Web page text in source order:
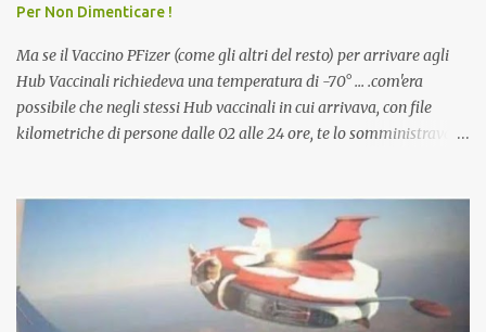
che abbiamo elencato sopra...
Per Non Dimenticare !
Ma se il Vaccino PFizer (come gli altri del resto) per arrivare agli
Hub Vaccinali richiedeva una temperatura di -70° ... .com'era
possibile che negli stessi Hub vaccinali in cui arrivava, con file
kilometriche di persone dalle 02 alle 24 ore, te lo somministravano
Vaccino come: l' Amaro del Capo, era "spettacolare Ghiacciato, ma
andava bene anche, a Temperatura Ambiente"! Riproponiamo
l'articolo per NON Dimenticare!